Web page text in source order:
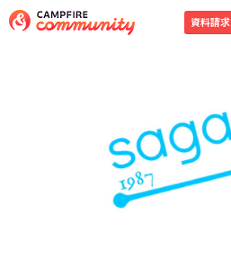
資料請求